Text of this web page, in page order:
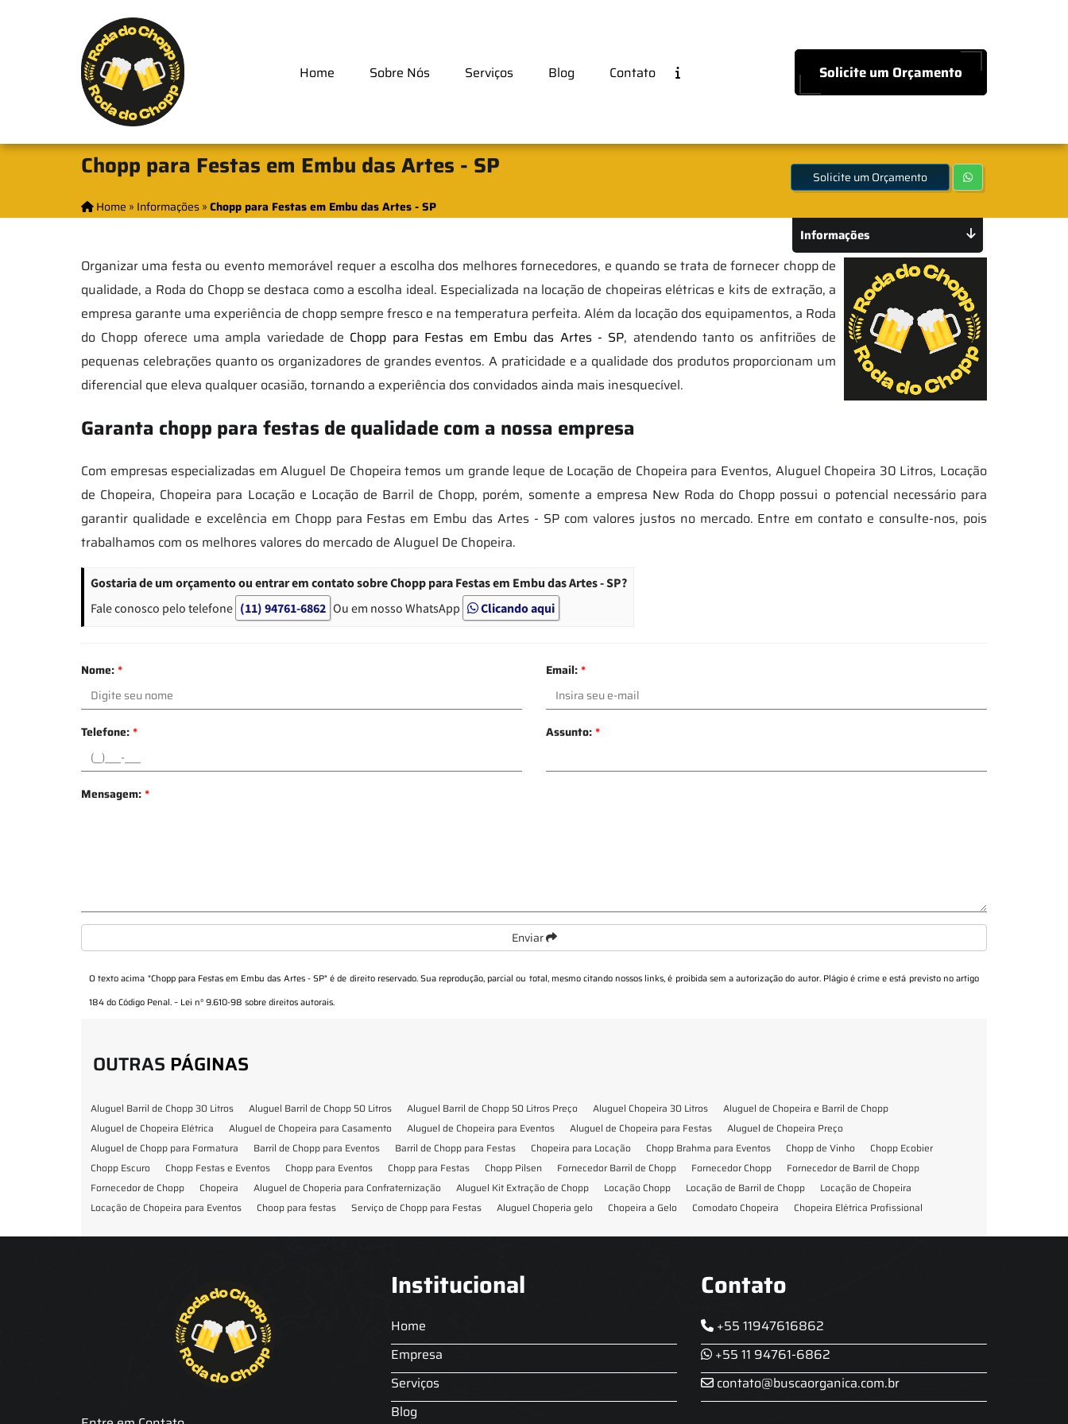
Home Sobre Nós Serviços Blog Contato Solicite um Orçamento
Chopp para Festas em Embu das Artes - SP
Home » Informações»Chopp para Festas em Embu das Artes - SP
Solicite um Orçamento
Organizar uma festa ou evento memorável requer a escolha dos melhores fornecedores, e quando se trata de fornecer chopp de
qualidade, a Roda do Chopp se destaca como a escolha ideal. Especializada na locação de chopeiras elétricas e kits de extração, a
empresa garante uma experiência de chopp sempre fresco e na temperatura perfeita. Além da locação dos equipamentos, a Roda
do Chopp oferece uma ampla variedade de Chopp para Festas em Embu das Artes - SP, atendendo tanto os anfitriões de
pequenas celebrações quanto os organizadores de grandes eventos. A praticidade e a qualidade dos produtos proporcionam um
diferencial que eleva qualquer ocasião, tornando a experiência dos convidados ainda mais inesquecível.
Garanta chopp para festas de qualidade com a nossa empresa
Com empresas especializadas em Aluguel De Chopeira temos um grande leque de Locação de Chopeira para Eventos, Aluguel Chopeira 30 Litros, Locação
de Chopeira, Chopeira para Locação e Locação de Barril de Chopp, porém, somente a empresa New Roda do Chopp possui o potencial necessário para
garantir qualidade e excelência em Chopp para Festas em Embu das Artes - SP com valores justos no mercado. Entre em contato e consulte-nos, pois
trabalhamos com os melhores valores do mercado de Aluguel De Chopeira.
Gostaria de um orçamento ou entrar em contato sobre Chopp para Festas em Embu das Artes - SP?
Fale conosco pelo telefone (11) 94761-6862 Ou em nosso WhatsApp Clicando aqui
Nome:* Email:*
Telefone:* Assunto:*
Mensagem:*
Enviar
O texto acima "Chopp para Festas em Embu das Artes - SP" é de direito reservado. Sua reprodução, parcial ou total, mesmo citando nossos links, é proibida sem a autorização do autor. Plágio é crime e está previsto no artigo
184 do Código Penal. – Lei n° 9.610-98 sobre direitos autorais.
Informações
OUTRAS PÁGINAS
Aluguel Barril de Chopp 30 Litros Aluguel Barril de Chopp 50 Litros Aluguel Barril de Chopp 50 Litros Preço Aluguel Chopeira 30 Litros
Aluguel de Chopeira e Barril de Chopp
Aluguel de Chopeira Elétrica
Aluguel de Chopeira para Casamento Aluguel de Chopeira para Eventos Aluguel de Chopeira para Festas
Aluguel de Chopeira Preço
Aluguel de Chopp para Formatura
Barril de Chopp para Eventos Barril de Chopp para Festas Chopeira para Locação Chopp Brahma para Eventos Chopp de Vinho
Chopp Ecobier
Chopp Escuro
Chopp Festas e Eventos Chopp para Eventos Chopp para Festas Chopp Pilsen Fornecedor Barril de Chopp Fornecedor Chopp
Fornecedor de Barril de Chopp
Fornecedor de Chopp
Chopeira Aluguel de Choperia para Confraternização Aluguel Kit Extração de Chopp Locação Chopp Locação de Barril de Chopp
Locação de Chopeira
Locação de Chopeira para Eventos
Choop para festas Serviço de Chopp para Festas Aluguel Choperia gelo Chopeira a Gelo Comodato Chopeira
Chopeira Elétrica Profissional
Institucional
Home
Empresa
Serviços
Blog
Contato
+55 11947616862
+55 11 94761-6862
contato@buscaorganica.com.br